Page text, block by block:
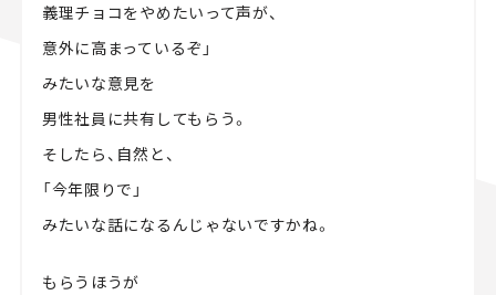
義理チョコをやめたいって声が、
意外に高まっているぞ」
みたいな意見を
男性社員に共有してもらう。
そしたら、自然と、
「今年限りで」
みたいな話になるんじゃないですかね。
もらうほうが